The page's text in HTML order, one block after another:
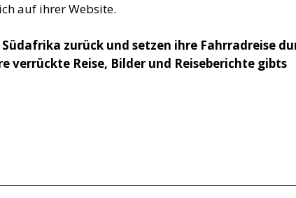
auf ihrer Website.
zurück und setzen ihre Fahrradreise
verrückte Reise, Bilder und Reiseberichte gibts